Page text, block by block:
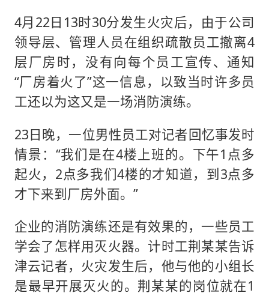
4月22日13时30分发生火灾后，由于公司
领导层、管理人员在组织疏散员工撤离4
层厂房时，没有向每个员工宣传、通知
“厂房着火了”这一信息，以致当时许多员
工还以为这又是一场消防演练。
23日晚，一位男性员工对记者回忆事发时
情景：“我们是在4楼上班的。下午1点多
起火，2点多我们4楼的才知道，到3点多
才下来到厂房外面。”
企业的消防演练还是有效果的，一些员工
学会了怎样用灭火器。计时工荆某某告诉
津云记者，火灾发生后，他与他的小组长
是最早开展灭火的。荆某某的岗位就在1